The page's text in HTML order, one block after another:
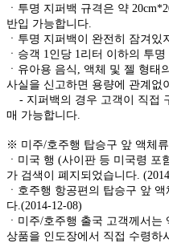
ㆍ투명 지퍼백 규격은 약
반입 가능합니다.
ㆍ투명 지퍼백이 완전히 잠겨있
ㆍ승객 1인당 1리터 이하의 투
ㆍ유아용 음식, 액체 및 젤 형태
사실을 신고하면 용량에 관계없
- 지퍼백의 경우 고객이 직접
매 가능합니다.
※ 미주/호주행 탑승구 앞 액체류
ㆍ미국 행 (사이판 등 미국령
가 검색이 폐지되었습니다.
ㆍ호주행 항공편의 탑승구 앞
다.(2014-12-08)
ㆍ미주/호주행 출국 고객께서
상품을 인도장에서 직접 수령하